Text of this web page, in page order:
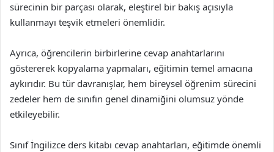
sürecinin bir parçası olarak, eleştirel bir bakış açısıyla
kullanmayı teşvik etmeleri önemlidir.
Ayrıca, öğrencilerin birbirlerine cevap anahtarlarını
göstererek kopyalama yapmaları, eğitimin temel amacına
aykırıdır. Bu tür davranışlar, hem bireysel öğrenim sürecini
zedeler hem de sınıfın genel dinamiğini olumsuz yönde
etkileyebilir.
Sınıf İngilizce ders kitabı cevap anahtarları, eğitimde önemli